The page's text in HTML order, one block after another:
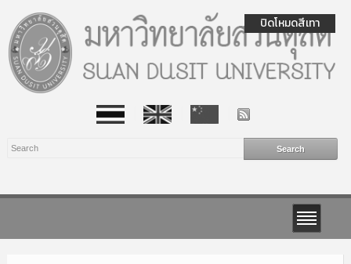
ปิดโหมดสีเทา